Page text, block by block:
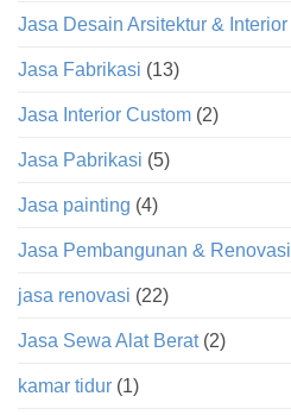
Jasa Desain Arsitektur & Interior
Jasa Fabrikasi (13)
Jasa Interior Custom (2)
Jasa Pabrikasi (5)
Jasa painting (4)
Jasa Pembangunan & Renovasi
jasa renovasi (22)
Jasa Sewa Alat Berat(2)
kamar tidur (1)